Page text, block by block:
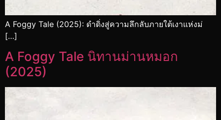
A Foggy Tale (2025): ดำดิ่งสู่ความลึกลับภายใต้เงาแห่งม่
[…]
A Foggy Tale นิทานม่านหมอก
(2025)